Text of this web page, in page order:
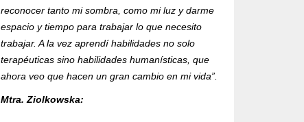
reconocer tanto mi sombra, como mi luz y darme
espacio y tiempo para trabajar lo que necesito
trabajar. A la vez aprendí habilidades no solo
terapéuticas sino habilidades humanísticas, que
ahora veo que hacen un gran cambio en mi vida”.
Mtra. Ziolkowska: